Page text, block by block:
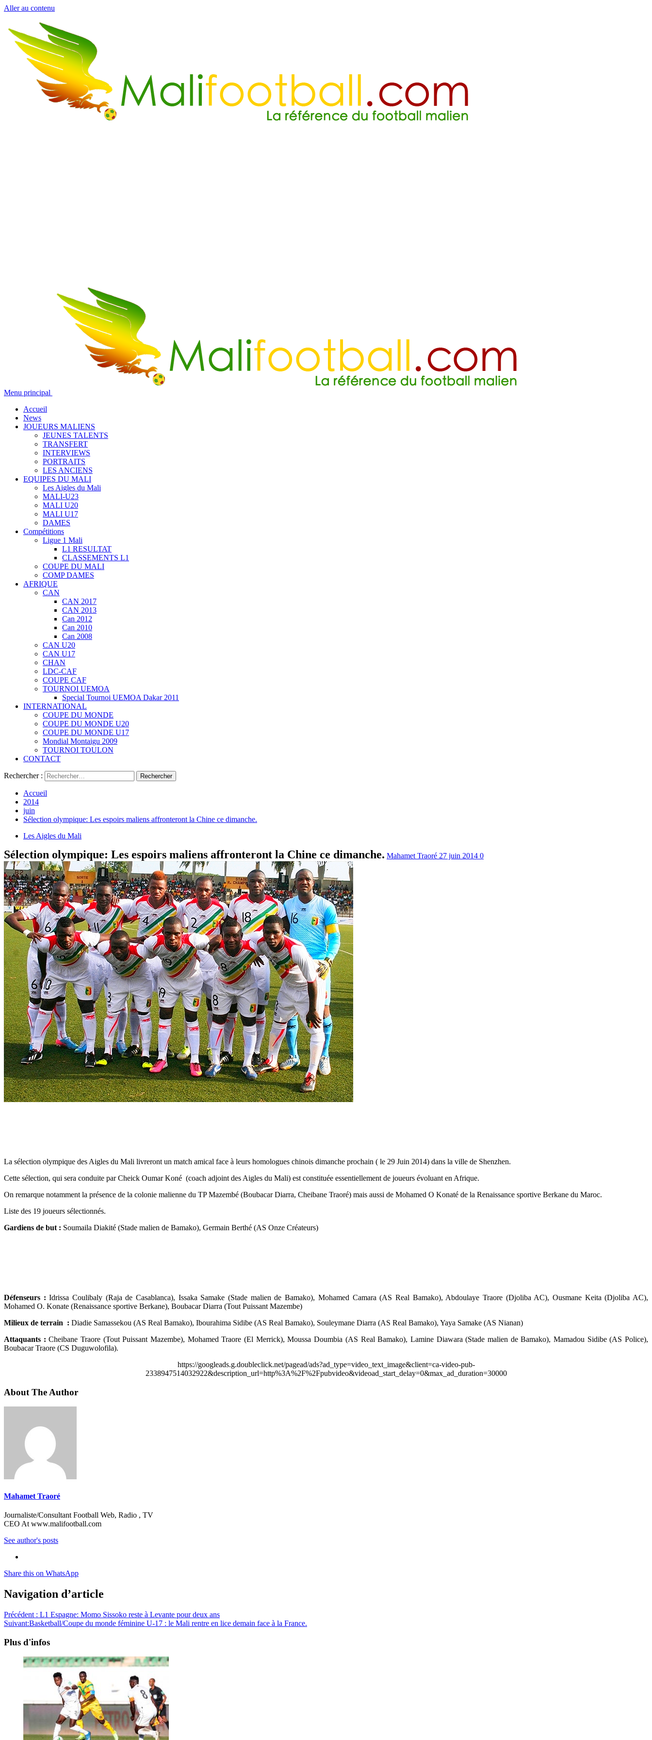
Aller au contenu
Menu principal
Accueil
News
JOUEURS MALIENS
JEUNES TALENTS
TRANSFERT
INTERVIEWS
PORTRAITS
LES ANCIENS
EQUIPES DU MALI
Les Aigles du Mali
MALI-U23
MALI U20
MALI U17
DAMES
Compétitions
Ligue 1 Mali
L1 RESULTAT
CLASSEMENTS L1
COUPE DU MALI
COMP DAMES
AFRIQUE
CAN
CAN 2017
CAN 2013
Can 2012
Can 2010
Can 2008
CAN U20
CAN U17
CHAN
LDC-CAF
COUPE CAF
TOURNOI UEMOA
Special Tournoi UEMOA Dakar 2011
INTERNATIONAL
COUPE DU MONDE
COUPE DU MONDE U20
COUPE DU MONDE U17
Mondial Montaigu 2009
TOURNOI TOULON
CONTACT
Rechercher :
Accueil
2014
juin
Sélection olympique: Les espoirs maliens affronteront la Chine ce dimanche.
Les Aigles du Mali
Sélection olympique: Les espoirs maliens affronteront la Chine ce dimanche. Mahamet Traoré 27 juin 2014 0
La sélection olympique des Aigles du Mali livreront un match amical face à leurs homologues chinois dimanche prochain ( le 29 Juin 2014) dans la ville de Shenzhen.
Cette sélection, qui sera conduite par Cheick Oumar Koné (coach adjoint des Aigles du Mali) est constituée essentiellement de joueurs évoluant en Afrique.
On remarque notamment la présence de la colonie malienne du TP Mazembé (Boubacar Diarra, Cheibane Traoré) mais aussi de Mohamed O Konaté de la Renaissance sportive Berkane du Maroc.
Liste des 19 joueurs sélectionnés.
Gardiens de but : Soumaila Diakité (Stade malien de Bamako), Germain Berthé (AS Onze Créateurs)
Défenseurs :Idrissa Coulibaly (Raja de Casablanca), Issaka Samake (Stade malien de Bamako), Mohamed Camara (AS Real Bamako), Abdoulaye Traore (Djoliba AC), Ousmane Keita (Djoliba AC),
Mohamed O. Konate (Renaissance sportive Berkane), Boubacar Diarra (Tout Puissant Mazembe)
Milieux de terrain : Diadie Samassekou (AS Real Bamako), Ibourahima Sidibe (AS Real Bamako), Souleymane Diarra (AS Real Bamako), Yaya Samake (AS Nianan)
Attaquants :Cheibane Traore (Tout Puissant Mazembe), Mohamed Traore (El Merrick), Moussa Doumbia (AS Real Bamako), Lamine Diawara (Stade malien de Bamako), Mamadou Sidibe (AS Police),
Boubacar Traore (CS Duguwolofila).
https://googleads.g.doubleclick.net/pagead/ads?ad_type=video_text_image&client=ca-video-pub-
2338947514032922&description_url=http%3A%2F%2Fpubvideo&videoad_start_delay=0&max_ad_duration=30000
About The Author
Mahamet Traoré
Journaliste/Consultant Football Web, Radio , TV
CEO At www.malifootball.com
See author's posts
Share this on WhatsApp
Navigation d’article
Précédent : L1 Espagne: Momo Sissoko reste à Levante pour deux ans
Suivant:Basketball/Coupe du monde féminine U-17 : le Mali rentre en lice demain face à la France.
Plus d'infos